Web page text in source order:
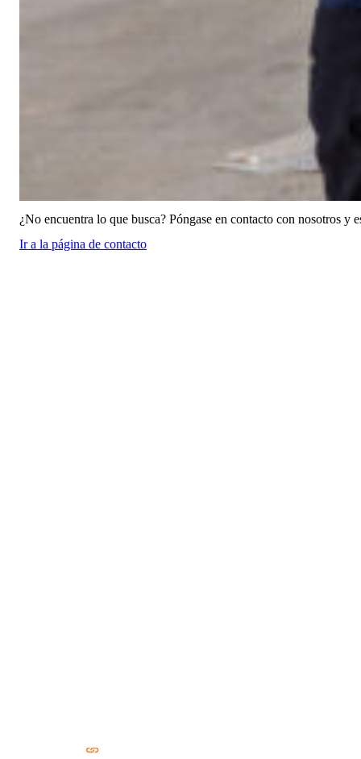
¿No encuentra lo que busca? Póngase en contacto con nosotros y
Ir a la página de contacto